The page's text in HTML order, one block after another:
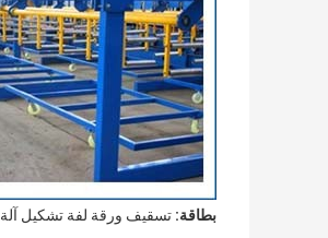
بطاقة: تسقيف ورقة لفة تشكيل آلة